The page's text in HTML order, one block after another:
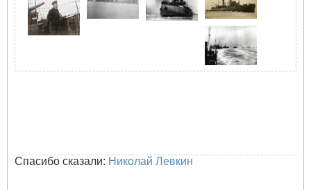
Спасибо сказали: Николай Левкин